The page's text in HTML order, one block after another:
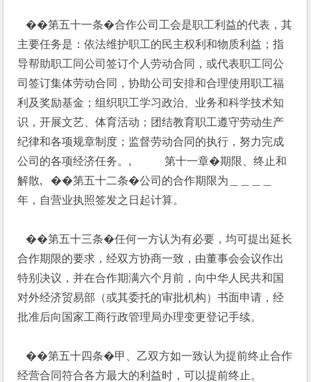
��第五十一条�合作公司工会是职工利益的代表，其
主要任务是：依法维护职工的民主权利和物质利益；指
导帮助职工同公司签订个人劳动合同，或代表职工同公
司签订集体劳动合同，协助公司安排和合理使用职工福
利及奖励基金；组织职工学习政治、业务和科学技术知
识，开展文艺、体育活动；团结教育职工遵守劳动生产
纪律和各项规章制度；监督劳动合同的执行，努力完成
公司的各项经济任务。,            第十一章�期限、终止和
解散,   ��第五十二条�公司的合作期限为＿＿＿＿
年，自营业执照签发之日起计算。
��第五十三条�任何一方认为有必要，均可提出延长
合作期限的要求，经双方协商一致，由董事会会议作出
特别决议，并在合作期满六个月前，向中华人民共和国
对外经济贸易部（或其委托的审批机构）书面申请，经
批准后向国家工商行政管理局办理变更登记手续。
��第五十四条�甲、乙双方如一致认为提前终止合作
经营合同符合各方最大的利益时，可以提前终止。